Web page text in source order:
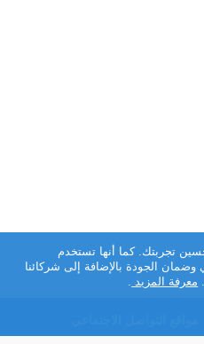
تجربتك. كما أنها تستخدم
وضمان الجودة بالإضافة إلى شركائنا
معرفة المزيد .